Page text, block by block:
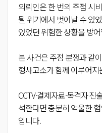
의뢰인은 한 번의 주점 시
될 위기에서 벗어날 수 있
있었던 위험한 상황을 방
본 사건은 주점 분쟁과 같
형사고소가 함께 이루어지
CCTV·결제자료·목격자
석한다면 충분히 억울한
입니다.